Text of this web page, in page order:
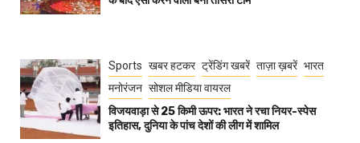
Sports खबर हटकर ट्रेंडिंग खबरें ताज़ा ख़बरें भारत
मनोरंजन सोशल मीडिया वायरल
विजयवाड़ा से 25 किमी ऊपर: भारत ने रचा नियर-स्पेस
इतिहास, दुनिया के पांच देशों की लीग में शामिल